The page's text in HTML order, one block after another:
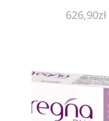
626,90zł